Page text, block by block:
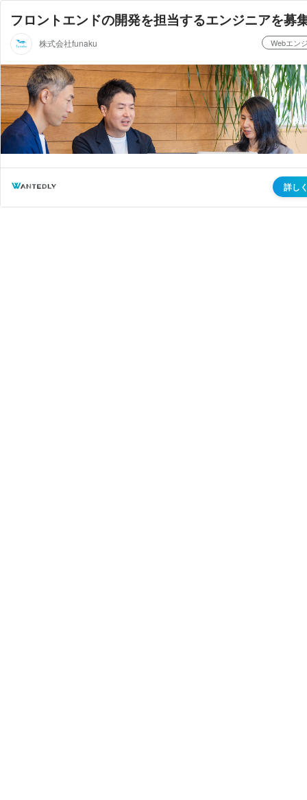
フロントエンドの開発を担当するエンジニアを募
株式会社funaku Webエン
詳し